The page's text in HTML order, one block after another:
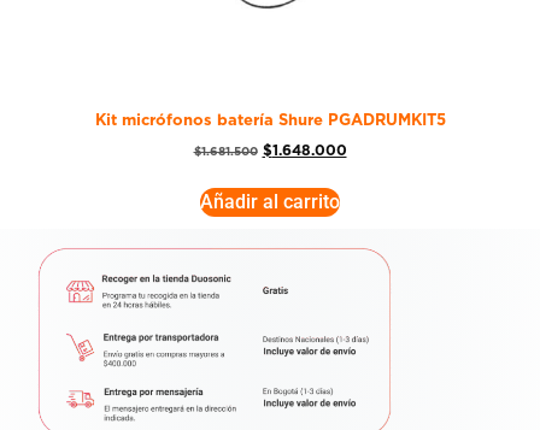
Kit micrófonos batería Shure PGADRUMKIT5
$1.681.500 $1.648.000
Añadir al carrito